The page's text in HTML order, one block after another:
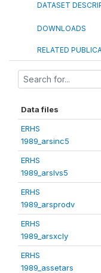
DATASET
DOWNLOADS
RELATED
Data files
ERHS
1989_arsinc5
ERHS
1989_arslvs5
ERHS
1989_arsprodv
ERHS
1989_arsxcly
ERHS
1989_assetars